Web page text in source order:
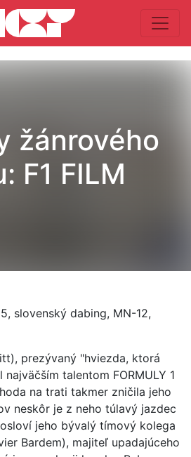
žánrového
F1 FILM
slovenský dabing, MN-12,
prezývaný "hviezda, ktorá
talentom FORMULY 1
na trati takmer zničila jeho
neskôr je z neho túlavý jazdec
jeho bývalý tímový kolega
Bardem), majiteľ upadajúceho